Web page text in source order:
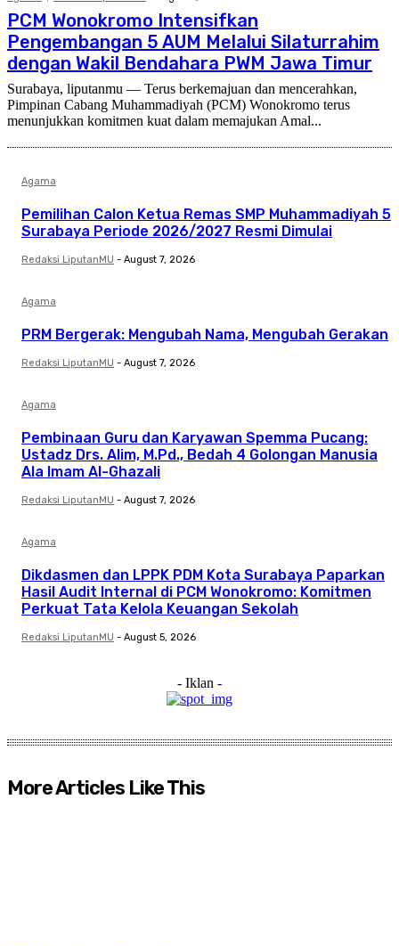
PCM Wonokromo Intensifkan
Pengembangan 5 AUM Melalui Silaturrahim
dengan Wakil Bendahara PWM Jawa Timur
Surabaya, liputanmu — Terus berkemajuan dan mencerahkan,
Pimpinan Cabang Muhammadiyah (PCM) Wonokromo terus
menunjukkan komitmen kuat dalam memajukan Amal...
Agama
Pemilihan Calon Ketua Remas SMP Muhammadiyah 5
Surabaya Periode 2026/2027 Resmi Dimulai
Redaksi LiputanMU - August 7, 2026
Agama
PRM Bergerak: Mengubah Nama, Mengubah Gerakan
Redaksi LiputanMU - August 7, 2026
Agama
Pembinaan Guru dan Karyawan Spemma Pucang:
Ustadz Drs. Alim, M.Pd., Bedah 4 Golongan Manusia
Ala Imam Al-Ghazali
Redaksi LiputanMU - August 7, 2026
Agama
Dikdasmen dan LPPK PDM Kota Surabaya Paparkan
Hasil Audit Internal di PCM Wonokromo: Komitmen
Perkuat Tata Kelola Keuangan Sekolah
Redaksi LiputanMU - August 5, 2026
- Iklan -
More Articles Like This